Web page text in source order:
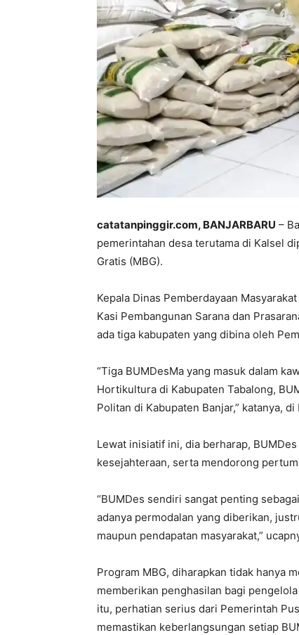
catatanpinggir.com, BANJARBARU –
pemerintahan desa terutama di Kalsel
Gratis (MBG).
Kepala Dinas Pemberdayaan
Kasi Pembangunan Sarana dan
ada tiga kabupaten yang dibina oleh
“Tiga BUMDesMa yang masuk dalam
Hortikultura di Kabupaten Tabalong,
Politan di Kabupaten Banjar,” katanya,
Lewat inisiatif ini, dia berharap,
kesejahteraan, serta mendorong
“BUMDes sendiri sangat penting
adanya permodalan yang diberikan,
maupun pendapatan masyarakat,”
Program MBG, diharapkan tidak hanya
memberikan penghasilan bagi
itu, perhatian serius dari Pemerintah
memastikan keberlangsungan setiap